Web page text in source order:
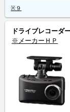
※９
ドライブレコーダ
※メーカーＨＰ